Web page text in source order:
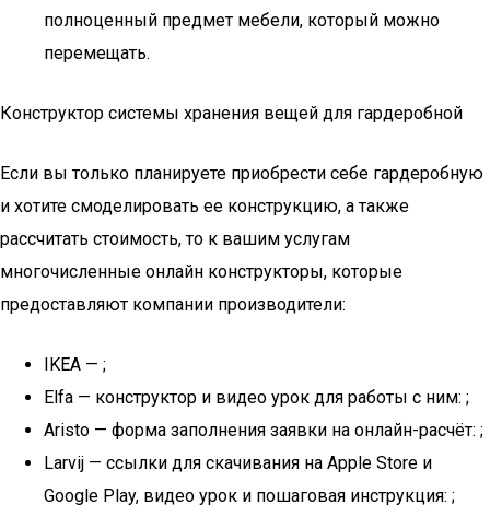
полноценный предмет мебели, который можно
перемещать.
Конструктор системы хранения вещей для гардеробной
Если вы только планируете приобрести себе гардеробную
и хотите смоделировать ее конструкцию, а также
рассчитать стоимость, то к вашим услугам
многочисленные онлайн конструкторы, которые
предоставляют компании производители:
IKEA — ;
Elfa — конструктор и видео урок для работы с ним: ;
Aristo — форма заполнения заявки на онлайн-расчёт: ;
Larvij — ссылки для скачивания на Apple Store и
Google Play, видео урок и пошаговая инструкция: ;